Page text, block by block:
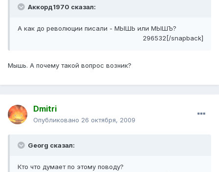
Аккорд1970 сказал:
А как до революции писали - МЫШЬ или МЫШЪ?
296532[/snapback]
Мышь. А почему такой вопрос возник?
Dmitri
Опубликовано 26 октября, 2009
Georg сказал:
Кто что думает по этому поводу?